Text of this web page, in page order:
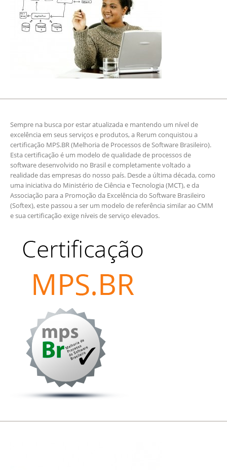
Sempre na busca por estar atualizada e mantendo um nível de
excelência em seus serviços e produtos, a Rerum conquistou a
certificação MPS.BR (Melhoria de Processos de Software Brasileiro).
Esta certificação é um modelo de qualidade de processos de
software desenvolvido no Brasil e completamente voltado a
realidade das empresas do nosso país. Desde a última década, como
uma iniciativa do Ministério de Ciência e Tecnologia (MCT), e da
Associação para a Promoção da Excelência do Software Brasileiro
(Softex), este passou a ser um modelo de referência similar ao CMM
e sua certificação exige níveis de serviço elevados.